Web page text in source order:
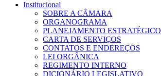
Institucional
SOBRE A CÂMARA
ORGANOGRAMA
PLANEJAMENTO ESTRATÉGICO
CARTA DE SERVIÇOS
CONTATOS E ENDEREÇOS
LEI ORGÂNICA
REGIMENTO INTERNO
DICIONÁRIO LEGISLATIVO